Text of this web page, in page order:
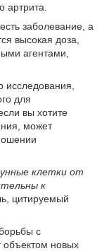
артрита.
заболевание, а
высокая доза,
агентами,
для
вы хотите
может
клетки от
к
цитируемый
с
объектом новых